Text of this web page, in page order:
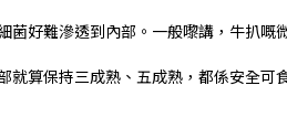
菌好難滲透到內部。一般嚟講，牛扒嘅
就算保持三成熟、五成熟，都係安全可